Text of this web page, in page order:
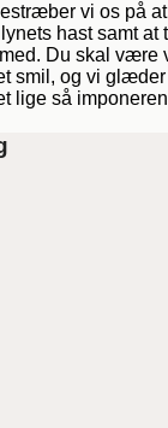
vi os på
hast samt
Du skal
smil, og vi
lige så